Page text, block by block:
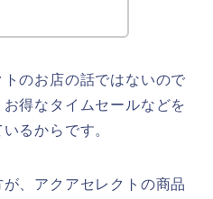
のお店の話ではないので
得なタイムセールなどを
るからです。
、アクアセレクトの商品